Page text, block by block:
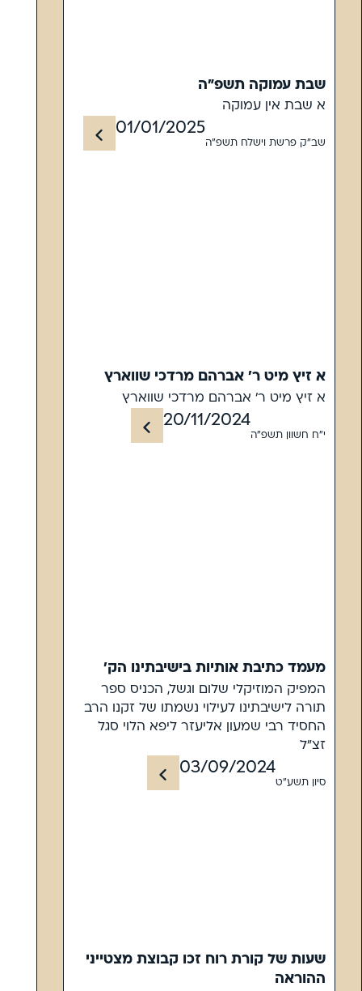
שבת עמוקה תשפ"ה
א שבת אין עמוקה
שב"ק פרשת וישלח תשפ"ה
01/01/2025
א זיץ מיט ר' אברהם מרדכי שווארץ
א זיץ מיט ר' אברהם מרדכי שווארץ
י"ח חשוון תשפ"ה
20/11/2024
מעמד כתיבת אותיות בישיבתינו הק'
המפיק המוזיקלי שלום וגשל, הכניס ספר
תורה לישיבתינו לעילוי נשמתו של זקנו הרב
החסיד רבי שמעון אליעזר ליפא הלוי סגל
זצ"ל
סיון תשע"ט
03/09/2024
שעות של קורת רוח זכו קבוצת מצטייני
ההוראה